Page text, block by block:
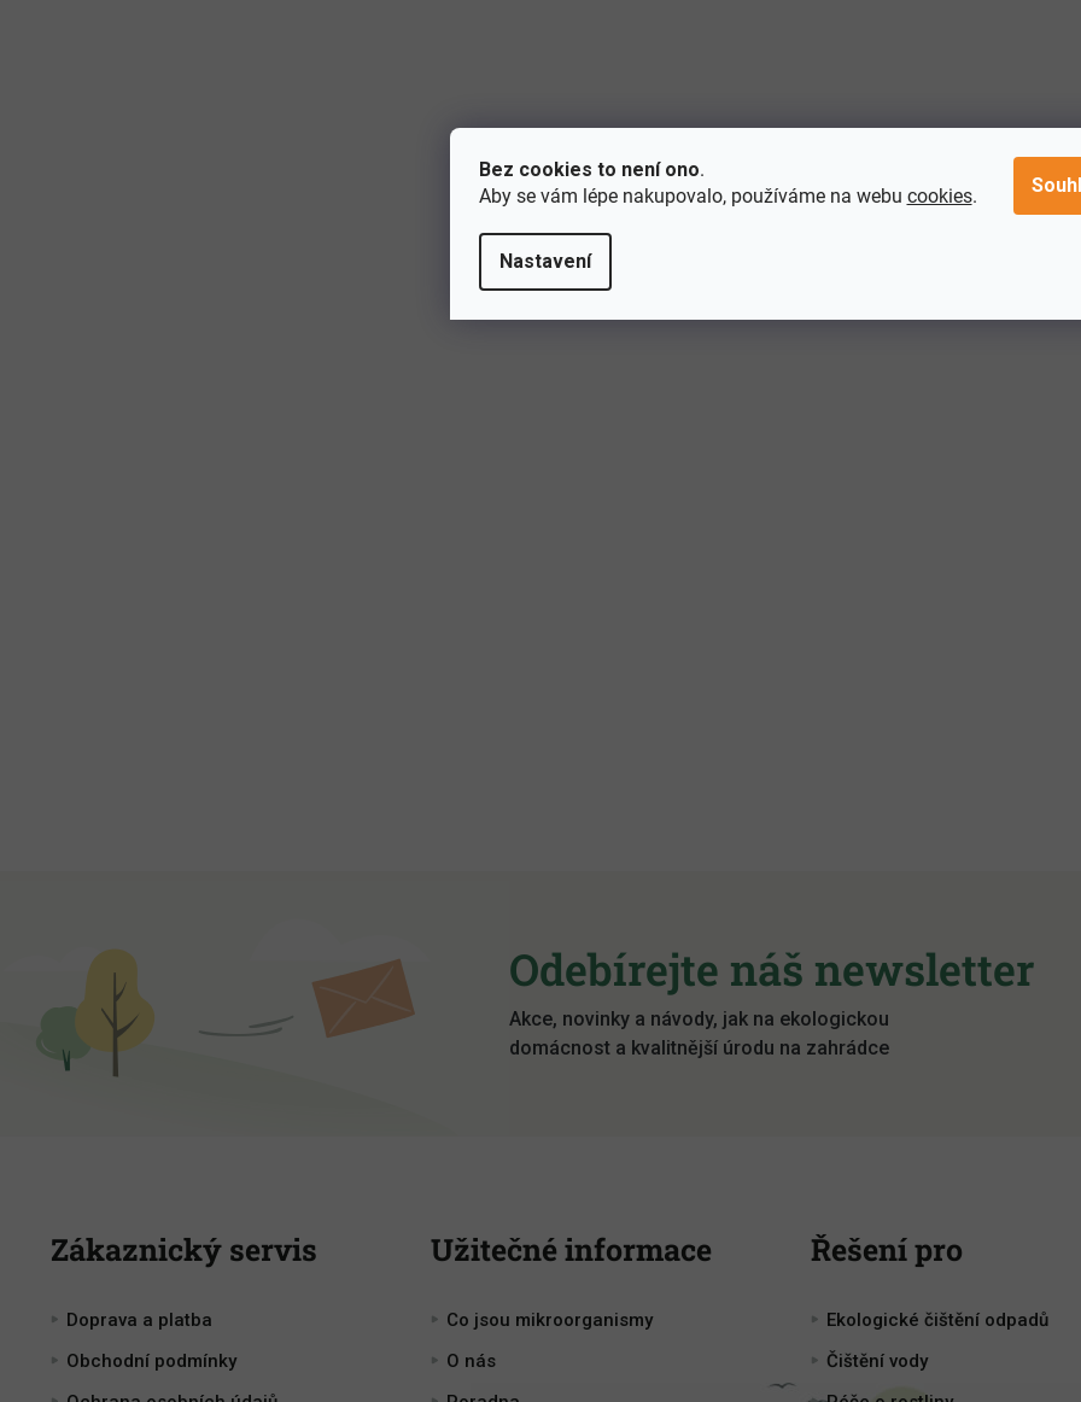
Bez cookies to není ono.
Aby se vám lépe nakupovalo, používáme na webu cookies.
Nastavení
Odebírejte náš newsletter
Akce, novinky a návody, jak na ekologickou
domácnost a kvalitnější úrodu na zahrádce
Zákaznický servis
Doprava a platba
Obchodní podmínky
Užitečné informace
Co jsou mikroorganismy
O nás
Řešení pro
Ekologické čištění odpadů
Čištění vody